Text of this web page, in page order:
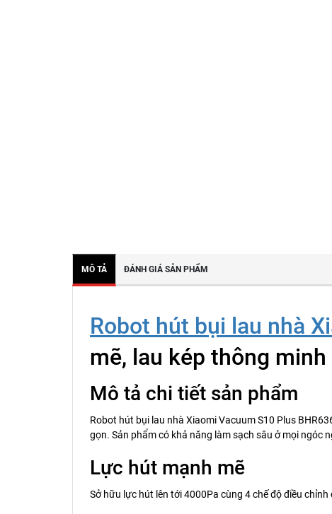
MÔ TẢ ĐÁNH GIÁ SẢN PHẨM
Robot hút bụi lau nhà
mẽ, lau kép thông minh
Mô tả chi tiết sản phẩm
Robot hút bụi lau nhà Xiaomi Vacuum S10 Plus
gọn. Sản phẩm có khả năng làm sạch sâu ở mọi ngóc
Lực hút mạnh mẽ
Sở hữu lực hút lên tới 4000Pa cùng 4 chế độ điều